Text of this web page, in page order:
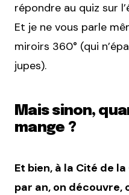
répondre au quiz sur
Et je ne vous parle
miroirs 360° (qui
jupes).
Mais sinon,
mange ?
Et bien, à la Cité de
par an, on découvre,